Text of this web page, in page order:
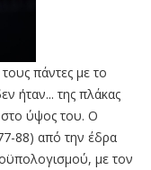
πάντες με το
ήταν... της πλάκας
ύψος του. Ο
88) από την έδρα
με τον